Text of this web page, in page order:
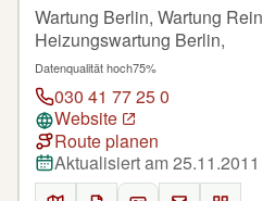
Wartung Berlin, Wartung
Heizungswartung Berlin,
Datenqualität hoch75%
030 41 77 25 0
Website
Route planen
Aktualisiert am 25.11.2011